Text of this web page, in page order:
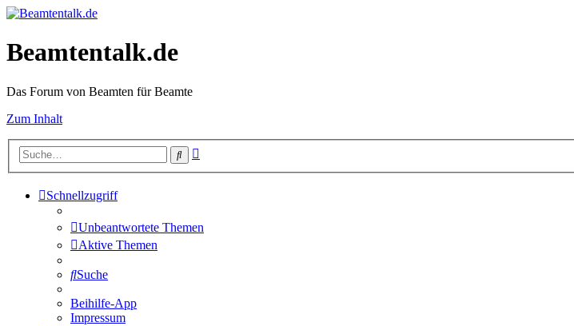
Beamtentalk.de
Das Forum von Beamten für Beamte
Zum Inhalt
Suche
Schnellzugriff
Unbeantwortete Themen
Aktive Themen
Suche
Beihilfe-App
Impressum